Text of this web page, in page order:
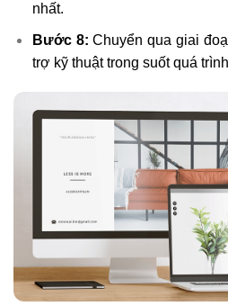
nhất.
Bước 8:Chuyển qua giai
trợ kỹ thuật trong suốt quá